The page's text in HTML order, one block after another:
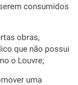
consumidos
obras,
que não possui
o Louvre;
uma